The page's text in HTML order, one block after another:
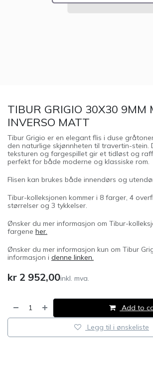
TIBUR GRIGIO 30X30 9MM
INVERSO MATT
Tibur Grigio er en elegant flis i duse
den naturlige skjønnheten til travertin-stein.
teksturen og fargespillet gir et tidløst og
perfekt for både moderne og klassiske rom.
Flisen kan brukes både innendørs og
Tibur-kolleksjonen kommer i 8 farger, 4
størrelser og 3 tykkelser.
Ønsker du mer informasjon om Tibur-
fargene her.
Ønsker du mer informasjon kun om Tibur
informasjon i denne linken.
kr 2 952,00inkl. mva.
Add to
Legg til i ønskeliste